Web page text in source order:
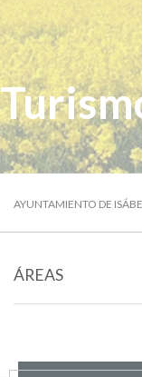
AYUNTAMIENTO DE
ÁREAS